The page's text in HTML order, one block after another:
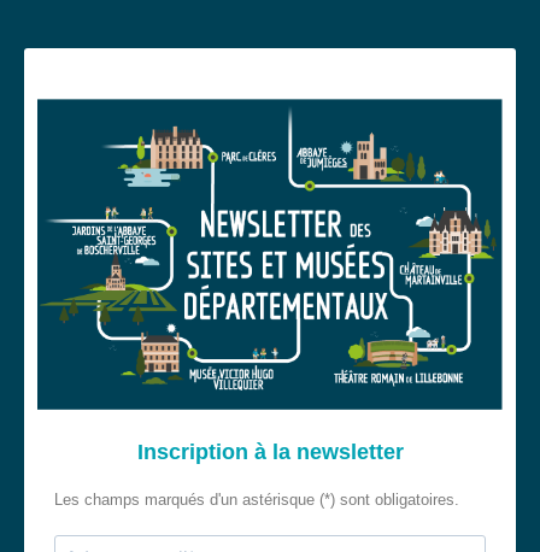
Inscription à la newsletter
Les champs marqués d'un astérisque (*) sont obligatoires.